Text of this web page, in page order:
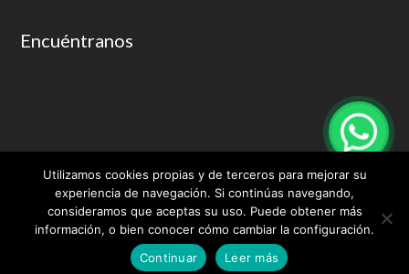
Encuéntranos
Utilizamos cookies propias y de terceros para mejorar su
experiencia de navegación. Si continúas navegando,
consideramos que aceptas su uso. Puede obtener más
información, o bien conocer cómo cambiar la configuración.
Continuar
Leer más